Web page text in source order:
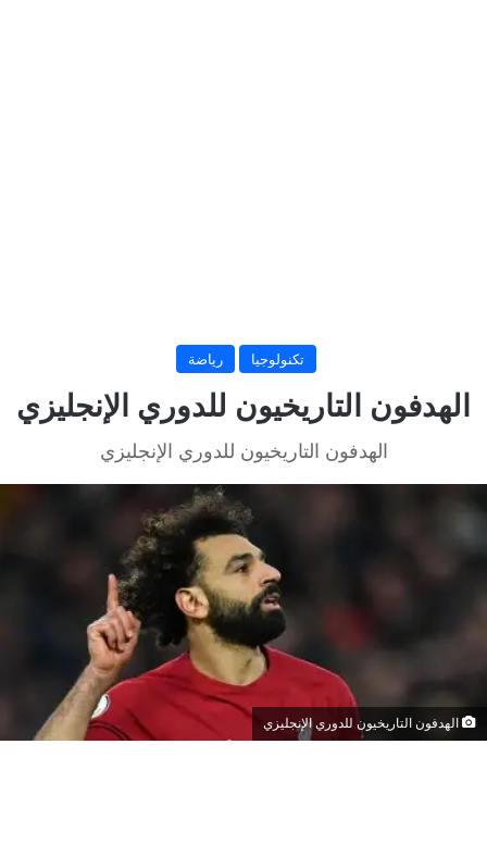
تكنولوجيا رياضة
الهدفون التاريخيون للدوري الإنجليزي
الهدفون التاريخيون للدوري الإنجليزي
الهدفون التاريخيون للدوري الإنجليزي